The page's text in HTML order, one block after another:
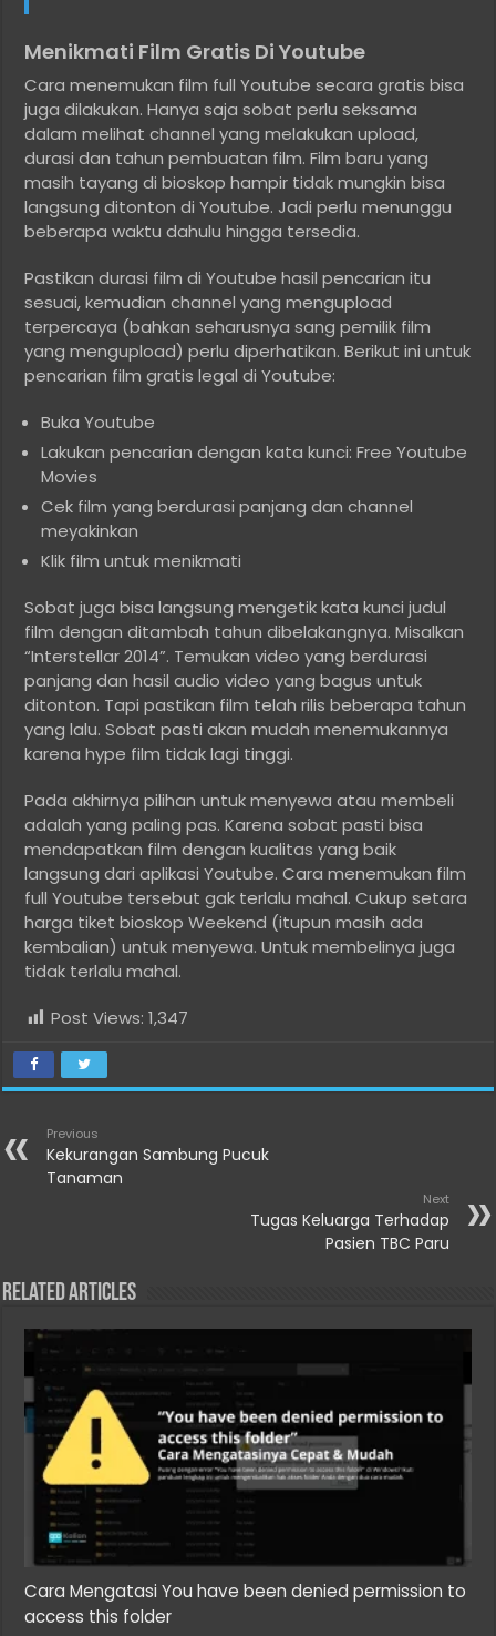
Menikmati Film Gratis Di Youtube
Cara menemukan film full Youtube secara gratis bisa
juga dilakukan. Hanya saja sobat perlu seksama
dalam melihat channel yang melakukan upload,
durasi dan tahun pembuatan film. Film baru yang
masih tayang di bioskop hampir tidak mungkin bisa
langsung ditonton di Youtube. Jadi perlu menunggu
beberapa waktu dahulu hingga tersedia.
Pastikan durasi film di Youtube hasil pencarian itu
sesuai, kemudian channel yang mengupload
terpercaya (bahkan seharusnya sang pemilik film
yang mengupload) perlu diperhatikan. Berikut ini untuk
pencarian film gratis legal di Youtube:
Buka Youtube
Lakukan pencarian dengan kata kunci: Free Youtube
Movies
Cek film yang berdurasi panjang dan channel
meyakinkan
Klik film untuk menikmati
Sobat juga bisa langsung mengetik kata kunci judul
film dengan ditambah tahun dibelakangnya. Misalkan
“Interstellar 2014”. Temukan video yang berdurasi
panjang dan hasil audio video yang bagus untuk
ditonton. Tapi pastikan film telah rilis beberapa tahun
yang lalu. Sobat pasti akan mudah menemukannya
karena hype film tidak lagi tinggi.
Pada akhirnya pilihan untuk menyewa atau membeli
adalah yang paling pas. Karena sobat pasti bisa
mendapatkan film dengan kualitas yang baik
langsung dari aplikasi Youtube. Cara menemukan film
full Youtube tersebut gak terlalu mahal. Cukup setara
harga tiket bioskop Weekend (itupun masih ada
kembalian) untuk menyewa. Untuk membelinya juga
tidak terlalu mahal.
Post Views: 1,347
Previous
Kekurangan Sambung Pucuk
Tanaman
Next
Tugas Keluarga Terhadap
Pasien TBC Paru
Related Articles
Cara Mengatasi You have been denied permission to
access this folder